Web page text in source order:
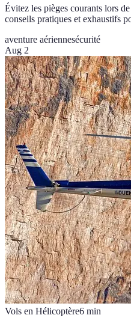
Évitez les pièges courants lors
conseils pratiques et exhaustifs
aventure aériennesécurité
Aug 2
Vols en Hélicoptère6 min